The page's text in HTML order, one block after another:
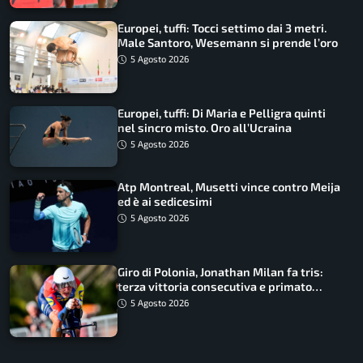
Europei, tuffi: Tocci settimo dai 3 metri.
Male Santoro, Wesemann si prende l’oro
5 Agosto 2026
Europei, tuffi: Di Maria e Pelligra quinti
nel sincro misto. Oro all’Ucraina
5 Agosto 2026
Atp Montreal, Musetti vince contro Meija
ed è ai sedicesimi
5 Agosto 2026
Giro di Polonia, Jonathan Milan fa tris:
terza vittoria consecutiva e primato
rafforzato
5 Agosto 2026